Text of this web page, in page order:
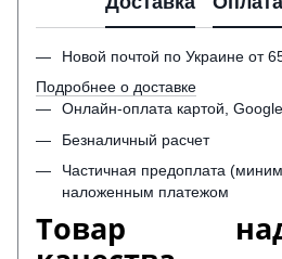
Новой почтой по Украине от 65
Подробнее о доставке
Онлайн-оплата картой,
Безналичный расчет
Частичная предоплата
наложенным платежом
Товар